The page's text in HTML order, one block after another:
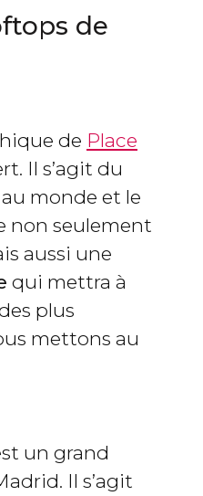
de
de Place
Il s’agit du
monde et le
non seulement
aussi une
qui mettra à
plus
mettons au
un grand
Il s’agit